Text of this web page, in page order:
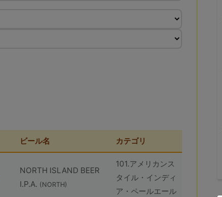
ビール名 カテゴリ
NORTH ISLAND BEER
I.P.A. (NORTH)
101.アメリカンス
タイル・インディ
ア・ペールエール